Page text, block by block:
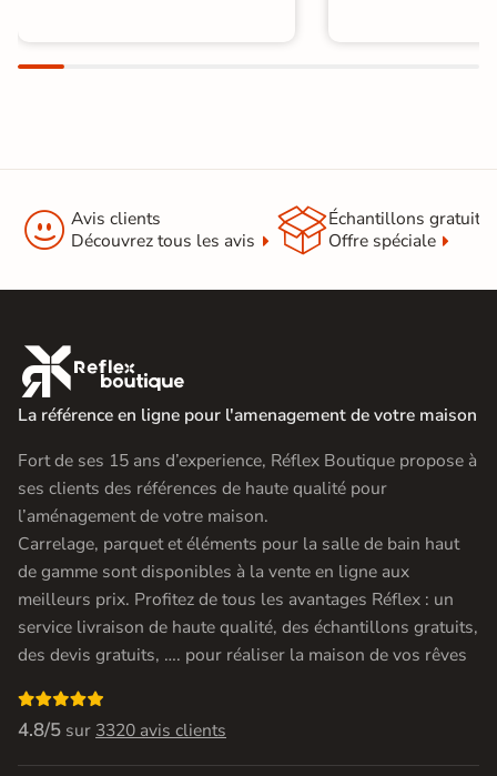
 Avis clients
Découvrez tous les avis
Échantillons gratuit
Offre spéciale

La référence en ligne pour l'amenagement de votre maison
Fort de ses 15 ans d’experience, Réflex Boutique propose à
ses clients des références de haute qualité pour
l’aménagement de votre maison.
Carrelage, parquet et éléments pour la salle de bain haut
de gamme sont disponibles à la vente en ligne aux
meilleurs prix. Profitez de tous les avantages Réflex : un
service livraison de haute qualité, des échantillons gratuits,
des devis gratuits, …. pour réaliser la maison de vos rêves

4.8/5 sur 3320 avis clients